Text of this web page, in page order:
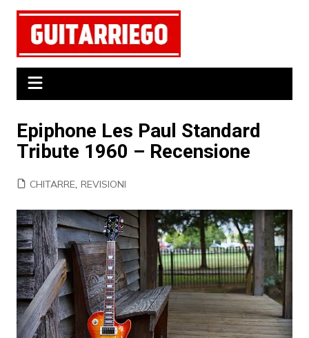
Salta
contenuto
Epiphone Les Paul Standard
Tribute 1960 – Recensione
CHITARRE, REVISIONI